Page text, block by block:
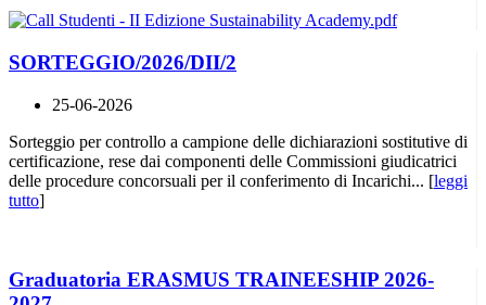
SORTEGGIO/2026/DII/2
25-06-2026
Sorteggio per controllo a campione delle dichiarazioni sostitutive di
certificazione, rese dai componenti delle Commissioni giudicatrici
delle procedure concorsuali per il conferimento di Incarichi... [leggi
tutto]
Graduatoria ERASMUS TRAINEESHIP 2026-